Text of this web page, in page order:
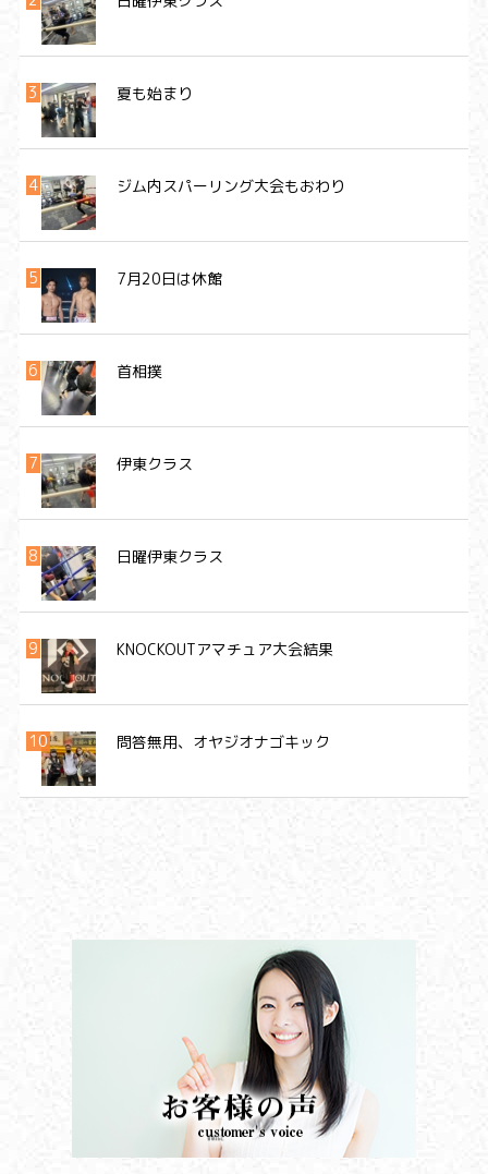
夏も始まり
ジム内スパーリング大会もおわり
7月20日は休館
首相撲
伊東クラス
日曜伊東クラス
KNOCKOUTアマチュア大会結果
問答無用、オヤジオナゴキック